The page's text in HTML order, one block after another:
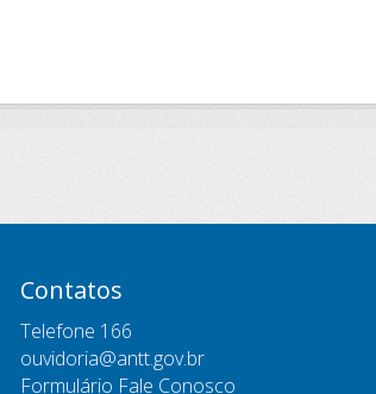
Contatos
Telefone 166
ouvidoria@antt.gov.br
Formulário Fale Conosco